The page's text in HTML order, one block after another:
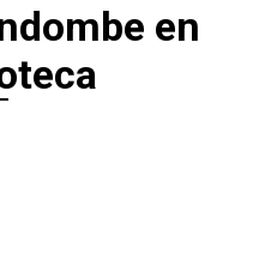
en